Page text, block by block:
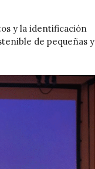
y la identificación
de pequeñas y